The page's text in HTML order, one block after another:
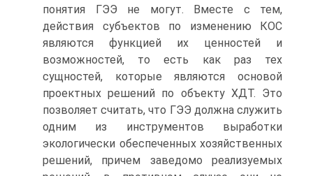
понятия ГЭЭ не могут. Вместе с тем,
действия субъектов по изменению КОС
являются функцией их ценностей и
возможностей, то есть как раз тех
сущностей, которые являются основой
проектных решений по объекту ХДТ. Это
позволяет считать, что ГЭЭ должна служить
одним из инструментов выработки
экологически обеспеченных хозяйственных
решений, причем заведомо реализуемых